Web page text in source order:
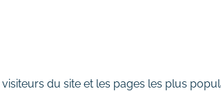
du site et les pages les plus